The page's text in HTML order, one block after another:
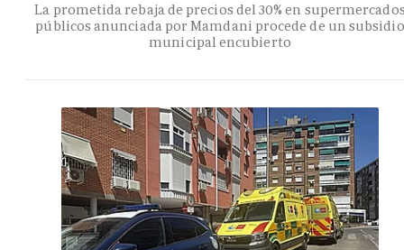
La prometida rebaja de precios del 30% en
públicos anunciada por Mamdani procede de un subsidio
municipal encubierto